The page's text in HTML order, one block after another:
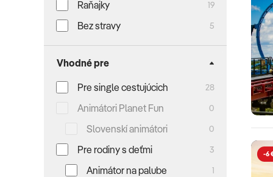
-6
Raňajky 19
Bez stravy 5
Vhodné pre
Pre single cestujúcich
28
Animátori Planet Fun 0
Slovenskí animátori 0
Pre rodiny s deťmi 3
Animátor na palube 1